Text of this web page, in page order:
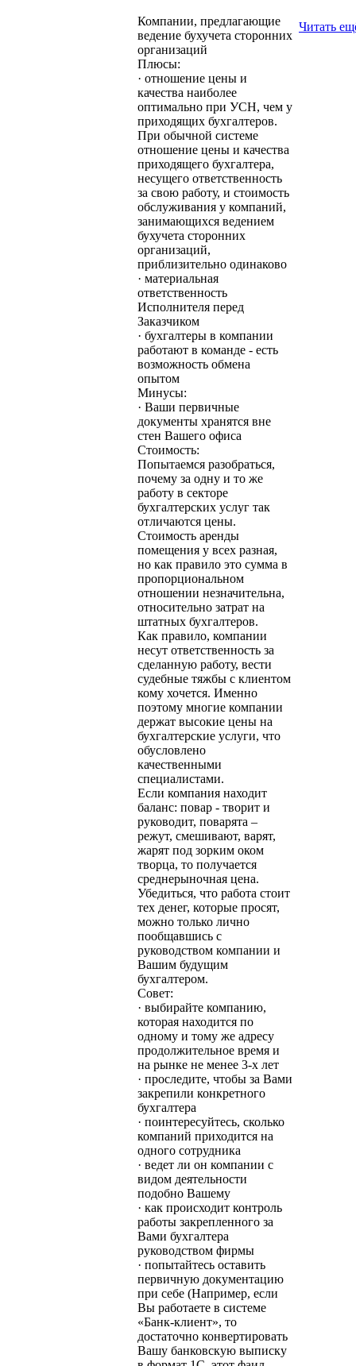
Компании, предлагающие
ведение бухучета сторонних
организаций
Плюсы:
· отношение цены и
качества наиболее
оптимально при УСН, чем у
приходящих бухгалтеров.
При обычной системе
отношение цены и качества
приходящего бухгалтера,
несущего ответственность
за свою работу, и стоимость
обслуживания у компаний,
занимающихся ведением
бухучета сторонних
организаций,
приблизительно одинаково
· материальная
ответственность
Исполнителя перед
Заказчиком
· бухгалтеры в компании
работают в команде - есть
возможность обмена
опытом
Минусы:
· Ваши первичные
документы хранятся вне
стен Вашего офиса
Стоимость:
Попытаемся разобраться,
почему за одну и то же
работу в секторе
бухгалтерских услуг так
отличаются цены.
Стоимость аренды
помещения у всех разная,
но как правило это сумма в
пропорциональном
отношении незначительна,
относительно затрат на
штатных бухгалтеров.
Как правило, компании
несут ответственность за
сделанную работу, вести
судебные тяжбы с клиентом
кому хочется. Именно
поэтому многие компании
держат высокие цены на
бухгалтерские услуги, что
обусловлено
качественными
специалистами.
Если компания находит
баланс: повар - творит и
руководит, поварята –
режут, смешивают, варят,
жарят под зорким оком
творца, то получается
среднерыночная цена.
Убедиться, что работа стоит
тех денег, которые просят,
можно только лично
пообщавшись с
руководством компании и
Вашим будущим
бухгалтером.
Совет:
· выбирайте компанию,
которая находится по
одному и тому же адресу
продолжительное время и
на рынке не менее 3-х лет
· проследите, чтобы за Вами
закрепили конкретного
бухгалтера
· поинтересуйтесь, сколько
компаний приходится на
одного сотрудника
· ведет ли он компании с
видом деятельности
подобно Вашему
· как происходит контроль
работы закрепленного за
Вами бухгалтера
руководством фирмы
· попытайтесь оставить
первичную документацию
при себе (Например, если
Вы работаете в системе
«Банк-клиент», то
достаточно конвертировать
Вашу банковскую выписку
Читать